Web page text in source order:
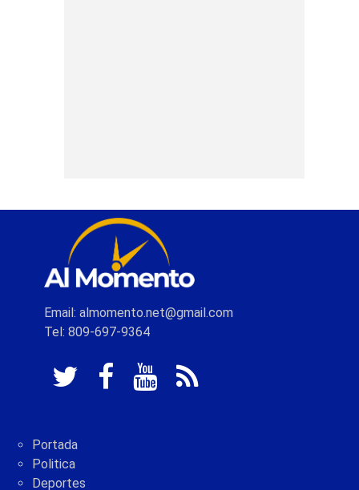
Email: almomento.net@gmail.com
Tel: 809-697-9364
Portada
Politica
Deportes